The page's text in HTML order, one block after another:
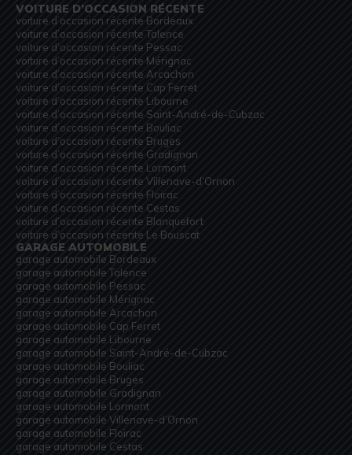
VOITURE D’OCCASION RÉCENTE
voiture d’occasion récente Bordeaux
voiture d’occasion récente Talence
voiture d’occasion récente Pessac
voiture d’occasion récente Mérignac
voiture d’occasion récente Arcachon
voiture d’occasion récente Cap Ferret
voiture d’occasion récente Libourne
voiture d’occasion récente Saint-André-de-Cubzac
voiture d’occasion récente Bouliac
voiture d’occasion récente Bruges
voiture d’occasion récente Gradignan
voiture d’occasion récente Lormont
voiture d’occasion récente Villenave-d’Ornon
voiture d’occasion récente Floirac
voiture d’occasion récente Cestas
voiture d’occasion récente Blanquefort
voiture d’occasion récente Le Bouscat
GARAGE AUTOMOBILE
garage automobile Bordeaux
garage automobile Talence
garage automobile Pessac
garage automobile Mérignac
garage automobile Arcachon
garage automobile Cap Ferret
garage automobile Libourne
garage automobile Saint-André-de-Cubzac
garage automobile Bouliac
garage automobile Bruges
garage automobile Gradignan
garage automobile Lormont
garage automobile Villenave-d’Ornon
garage automobile Floirac
garage automobile Cestas